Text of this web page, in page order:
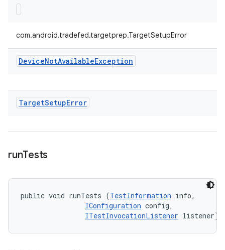
com.android.tradefed.targetprep.TargetSetupError
DeviceNotAvailableException
TargetSetupError
runTests
public void runTests (TestInformation info,
IConfiguration config,
ITestInvocationListener listener)